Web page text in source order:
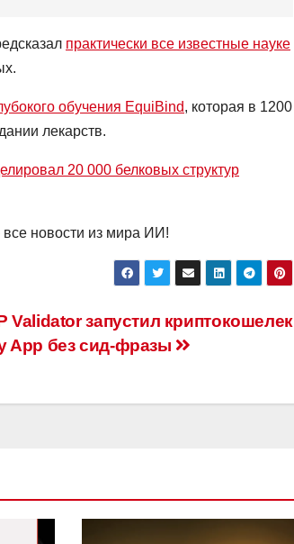
практически все известные науке
обучения EquiBind, которая в 1200
лекарств.
20 000 белковых структур
новости из мира ИИ!
Validator запустил криптокошелек
App без сид-фразы